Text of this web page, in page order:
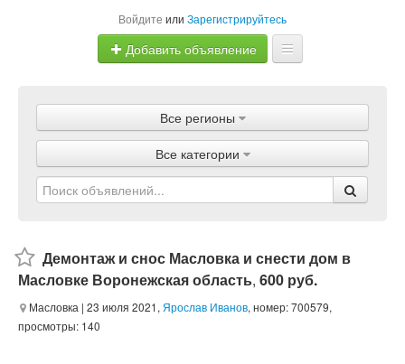
Войдите или Зарегистрируйтесь
Добавить объявление
Объявления
Магазины
Услуги
Все регионы
Все категории
Демонтаж и снос Масловка и снести дом в
Масловке Воронежская область, 600 руб.
Масловка | 23 июля 2021, Ярослав Иванов, номер: 700579,
просмотры: 140